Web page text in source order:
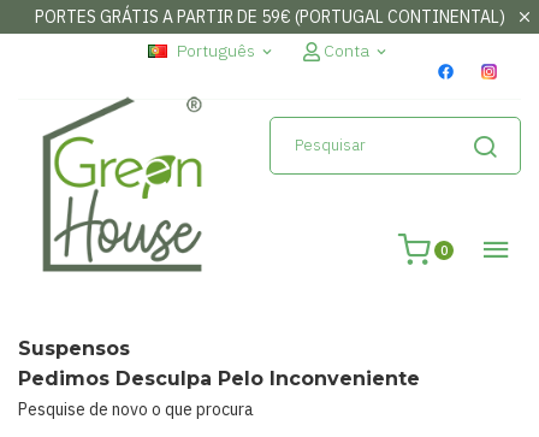
PORTES GRÁTIS A PARTIR DE 59€ (PORTUGAL CONTINENTAL)
Português expand_more Conta expand_more
0
Suspensos
Pedimos Desculpa Pelo Inconveniente
Pesquise de novo o que procura
Entrar ×
Necessita de fazer log-in para guardar os seus favoritos
Cancelar